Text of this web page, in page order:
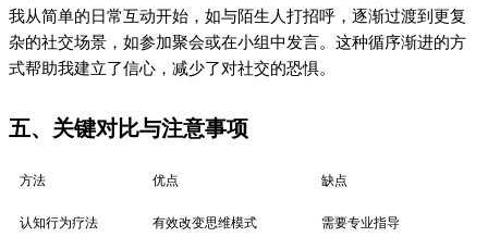
我从简单的日常互动开始，如与陌生人打招呼，逐渐过渡到更复
杂的社交场景，如参加聚会或在小组中发言。这种循序渐进的方
式帮助我建立了信心，减少了对社交的恐惧。
五、关键对比与注意事项
方法 优点 缺点
认知行为疗法 有效改变思维模式 需要专业指导